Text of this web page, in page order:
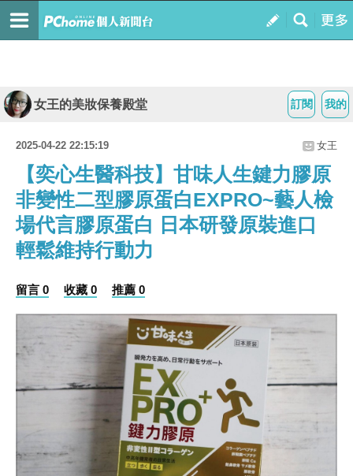
我的
訂閱
女王的美妝保養殿堂
2025-04-22 22:15:19 女王
【奕心生醫科技】甘味人生鍵力膠原
非變性二型膠原蛋白EXPRO~藝人檢
場代言膠原蛋白 日本研發原裝進口
輕鬆維持行動力
留言 0 收藏 0 推薦 0